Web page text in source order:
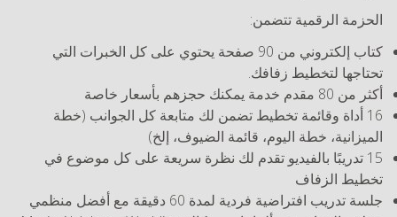
الحزمة الرقمية تتضمن:
كتاب إلكتروني من 90 صفحة يحتوي على كل الخبرات التي
تحتاجها لتخطيط زفافك.
أكثر من 80 مقدم خدمة يمكنك حجزهم بأسعار خاصة
16 أداة وقائمة تخطيط تضمن لك متابعة كل الجوانب (خطة
الميزانية، خطة اليوم، قائمة الضيوف، إلخ)
15 تدريبًا بالفيديو تقدم لك نظرة سريعة على كل موضوع في
تخطيط الزفاف
جلسة تدريب افتراضية فردية لمدة 60 دقيقة مع أفضل منظمي